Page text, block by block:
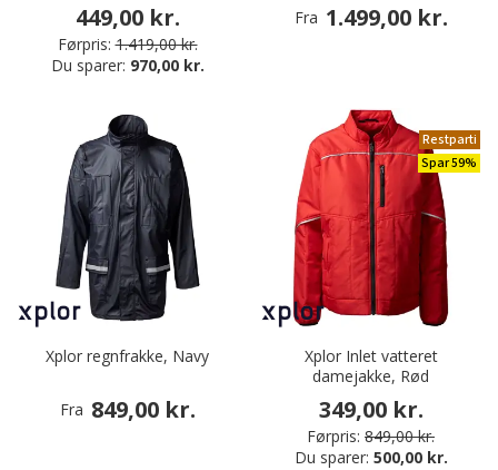
449,00 kr.
Førpris: 1.419,00 kr.
Du sparer: 970,00 kr.
Fra 1.499,00 kr.
Xplor regnfrakke, Navy
Fra 849,00 kr.
Restparti
Spar 59%
Xplor Inlet vatteret
damejakke, Rød
349,00 kr.
Førpris: 849,00 kr.
Du sparer: 500,00 kr.